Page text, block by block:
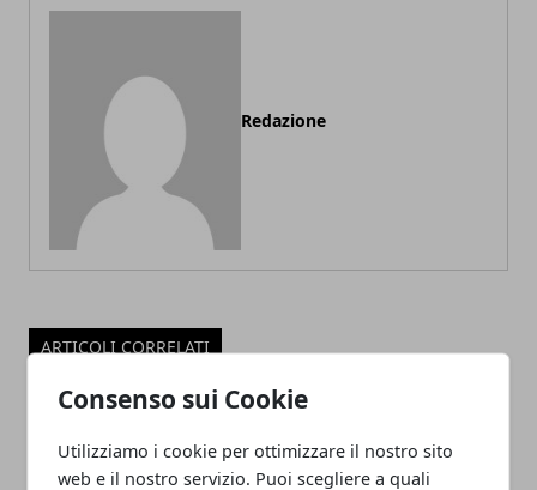
Consenso sui Cookie
Utilizziamo i cookie per ottimizzare il nostro sito
web e il nostro servizio. Puoi scegliere a quali
Redazione
ARTICOLI CORRELATI